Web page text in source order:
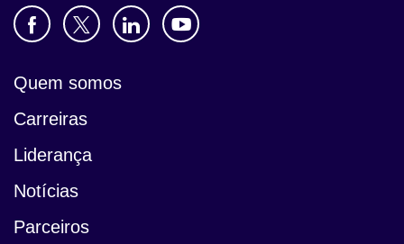
Quem somos
Carreiras
Liderança
Notícias
Parceiros